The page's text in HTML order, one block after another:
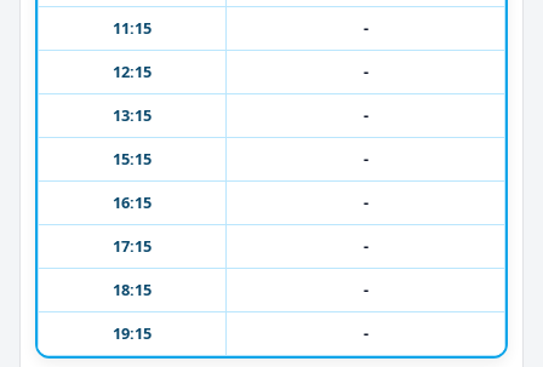
11:15
-
12:15
-
13:15
-
15:15
-
16:15
-
17:15
-
18:15
-
19:15
-